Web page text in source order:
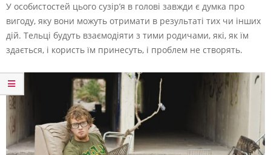
У особистостей цього сузір’я в голові завжди є думка про
вигоду, яку вони можуть отримати в результаті тих чи інших
дій. Тельці будуть взаємодіяти з тими родичами, які, як їм
здається, і користь їм принесуть, і проблем не створять.